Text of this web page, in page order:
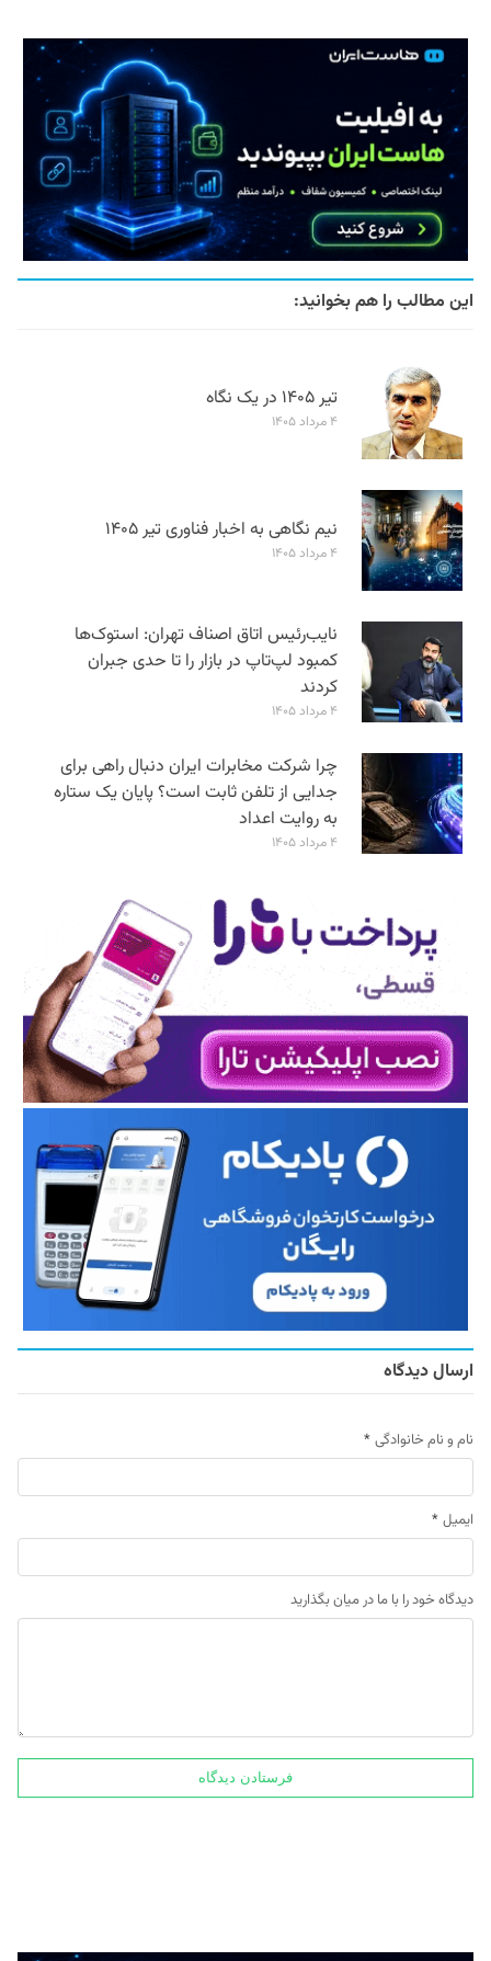
این مطالب را هم بخوانید:
تیر ۱۴۰۵ در یک نگاه
۴ مرداد ۱۴۰۵
نیم نگاهی به اخبار فناوری تیر ۱۴۰۵
۴ مرداد ۱۴۰۵
نایب‌رئیس اتاق اصناف تهران: استوک‌ها
کمبود لپ‌تاپ در بازار را تا حدی جبران
کردند
۴ مرداد ۱۴۰۵
چرا شرکت مخابرات ایران دنبال راهی برای
جدایی از تلفن ثابت است؟ پایان یک ستاره
به روایت اعداد
۴ مرداد ۱۴۰۵
ارسال دیدگاه
نام و نام خانوادگی *
ایمیل *
دیدگاه خود را با ما در میان بگذارید